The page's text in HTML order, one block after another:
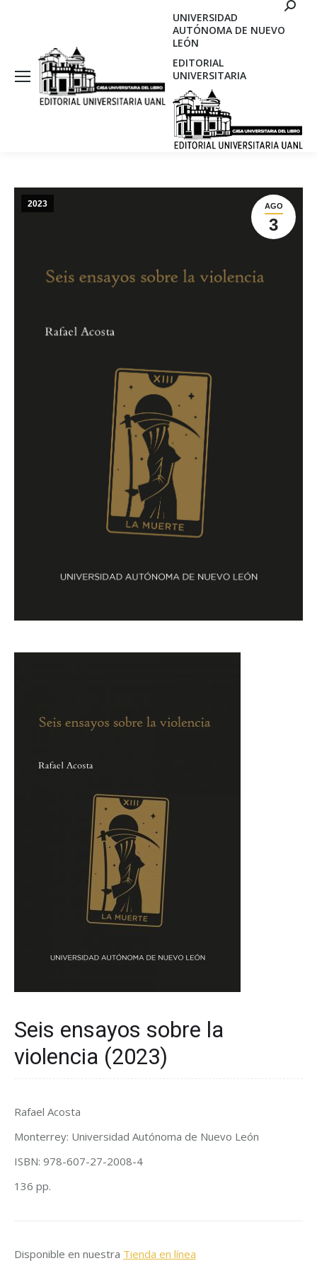
UNIVERSIDAD
AUTÓNOMA DE NUEVO
LEÓN
EDITORIAL
UNIVERSITARIA
AGO
3
2023
Seis ensayos sobre la
violencia (2023)
Rafael Acosta
Monterrey: Universidad Autónoma de Nuevo León
ISBN: 978-607-27-2008-4
136 pp.
Disponible en nuestra Tienda en línea